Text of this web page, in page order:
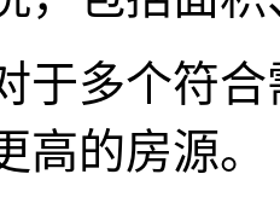
于多个符
高的房源。